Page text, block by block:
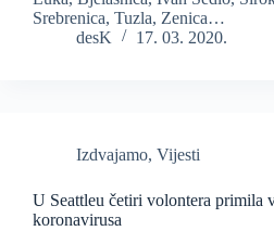
Srebrenica, Tuzla, Zenica…
desK
17. 03. 2020.
Izdvajamo, Vijesti
U Seattleu četiri volontera primila
koronavirusa